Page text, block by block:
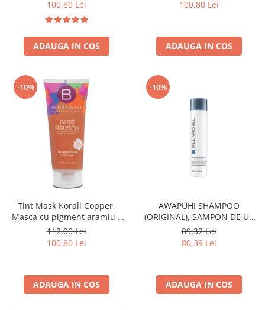
100,80 Lei
ADAUGA IN COS
100,80 Lei
ADAUGA IN COS
-10%
Tint Mask Korall Copper,
Masca cu pigment aramiu -
201 ml
112,00 Lei
100,80 Lei
ADAUGA IN COS
-10%
AWAPUHI SHAMPOO
(ORIGINAL), SAMPON DE UZ
FRECVENT CU GHIMBIR
HAWAIAN 300ml
89,32 Lei
80,39 Lei
ADAUGA IN COS